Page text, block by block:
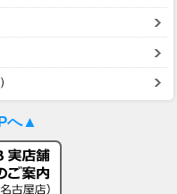
へ▲